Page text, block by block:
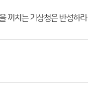
끼치는 기상청은 반성하라